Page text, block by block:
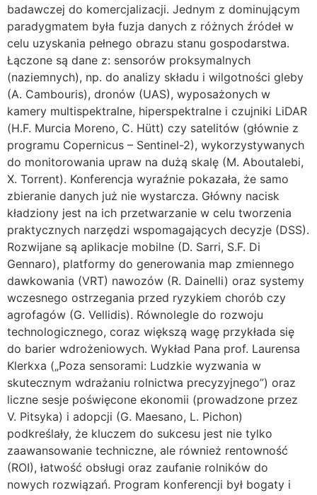
badawczej do komercjalizacji. Jednym z dominującym
paradygmatem była fuzja danych z różnych źródeł w
celu uzyskania pełnego obrazu stanu gospodarstwa.
Łączone są dane z: sensorów proksymalnych
(naziemnych), np. do analizy składu i wilgotności gleby
(A. Cambouris), dronów (UAS), wyposażonych w
kamery multispektralne, hiperspektralne i czujniki LiDAR
(H.F. Murcia Moreno, C. Hütt) czy satelitów (głównie z
programu Copernicus – Sentinel-2), wykorzystywanych
do monitorowania upraw na dużą skalę (M. Aboutalebi,
X. Torrent). Konferencja wyraźnie pokazała, że samo
zbieranie danych już nie wystarcza. Główny nacisk
kładziony jest na ich przetwarzanie w celu tworzenia
praktycznych narzędzi wspomagających decyzje (DSS).
Rozwijane są aplikacje mobilne (D. Sarri, S.F. Di
Gennaro), platformy do generowania map zmiennego
dawkowania (VRT) nawozów (R. Dainelli) oraz systemy
wczesnego ostrzegania przed ryzykiem chorób czy
agrofagów (G. Vellidis). Równolegle do rozwoju
technologicznego, coraz większą wagę przykłada się
do barier wdrożeniowych. Wykład Pana prof. Laurensa
Klerkxa („Poza sensorami: Ludzkie wyzwania w
skutecznym wdrażaniu rolnictwa precyzyjnego”) oraz
liczne sesje poświęcone ekonomii (prowadzone przez
V. Pitsyka) i adopcji (G. Maesano, L. Pichon)
podkreślały, że kluczem do sukcesu jest nie tylko
zaawansowanie techniczne, ale również rentowność
(ROI), łatwość obsługi oraz zaufanie rolników do
nowych rozwiązań. Program konferencji był bogaty i